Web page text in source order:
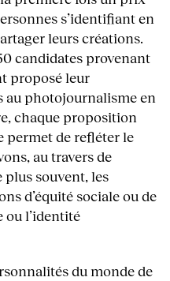
s’identifiant en
leurs créations.
candidates provenant
proposé leur
au photojournalisme en
chaque proposition
permet de refléter le
au travers de
plus souvent, les
d’équité sociale ou de
ou l’identité
du monde de